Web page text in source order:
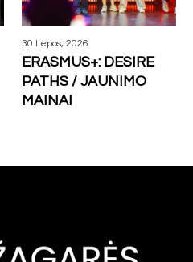
30 liepos, 2026
ERASMUS+: DESIRE
PATHS / JAUNIMO
MAINAI